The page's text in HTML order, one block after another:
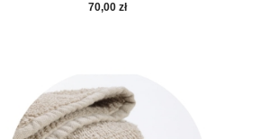
70,00 zł
do koszyka